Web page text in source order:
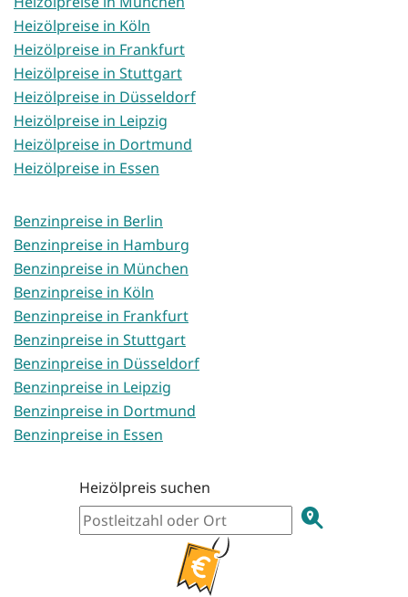
Heizölpreise in Köln
Heizölpreise in Frankfurt
Heizölpreise in Stuttgart
Heizölpreise in Düsseldorf
Heizölpreise in Leipzig
Heizölpreise in Dortmund
Heizölpreise in Essen
Benzinpreise in Berlin
Benzinpreise in Hamburg
Benzinpreise in München
Benzinpreise in Köln
Benzinpreise in Frankfurt
Benzinpreise in Stuttgart
Benzinpreise in Düsseldorf
Benzinpreise in Leipzig
Benzinpreise in Dortmund
Benzinpreise in Essen
Heizölpreis suchen